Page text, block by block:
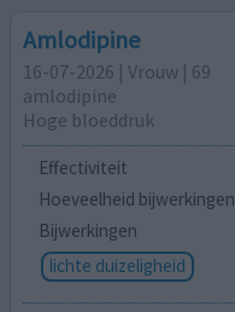
Amlodipine
16-07-2026 | Vrouw | 69
amlodipine
Hoge bloeddruk
Effectiviteit
Hoeveelheid bijwerkingen
Bijwerkingen
lichte duizeligheid